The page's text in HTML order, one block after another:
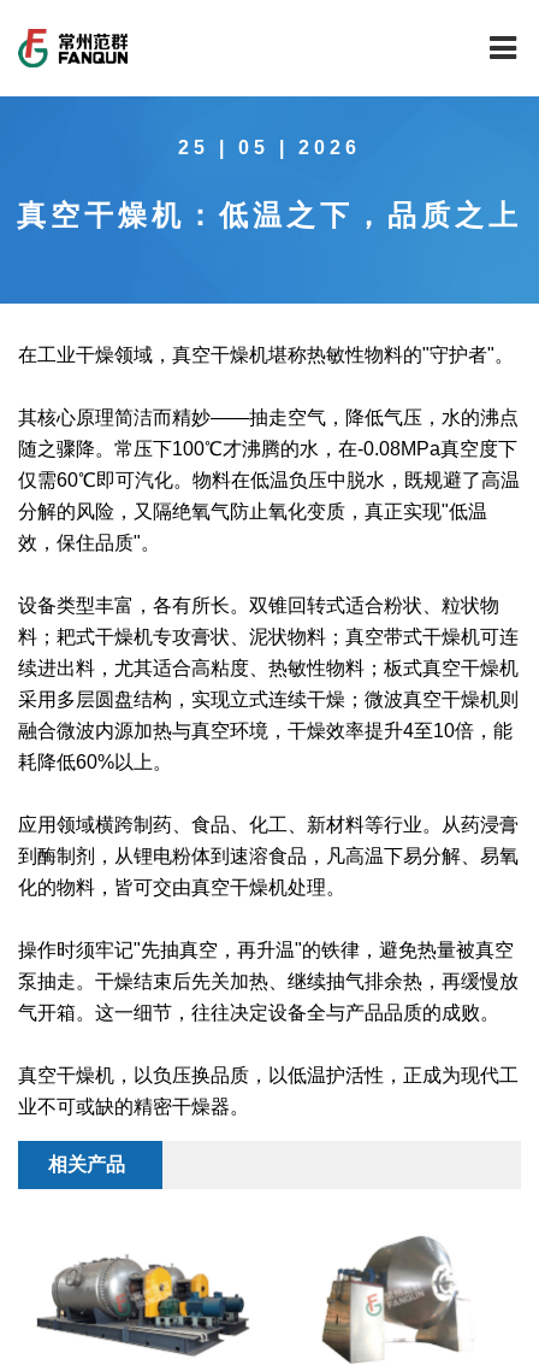
公司荣誉
范群文化
公司大事记
干燥设备
载体催化剂全自动生产线系列
回转圆筒干燥焙烧系列
气流干燥系列
喷雾干燥机系列
真空干燥系列
圆盘干燥机系列
桨叶式干燥系列
滚筒干燥系列
烘箱干燥系列
干燥配套装置
新能源新材料行业
制药行业
食品行业
环保行业
技术中心
工程实验室
工程技术中心
质量监督技术中心
新闻中心
范群新闻
行业新闻
服务中心
常见问题
社会责任
公共责任
节能环保
公益支持
社会责任
绿色工厂
绿色供应链
人才招聘
联系我们
联系我们
25 | 05 | 2026
真空干燥机：低温之下，品质之上
在工业干燥领域，真空干燥机堪称热敏性物料的"守护者"。
其核心原理简洁而精妙——抽走空气，降低气压，水的沸点
随之骤降。常压下100℃才沸腾的水，在-0.08MPa真空度下
仅需60℃即可汽化。物料在低温负压中脱水，既规避了高温
分解的风险，又隔绝氧气防止氧化变质，真正实现"低温
效，保住品质"。
设备类型丰富，各有所长。双锥回转式适合粉状、粒状物
料；耙式干燥机专攻膏状、泥状物料；真空带式干燥机可连
续进出料，尤其适合高粘度、热敏性物料；板式真空干燥机
采用多层圆盘结构，实现立式连续干燥；微波真空干燥机则
融合微波内源加热与真空环境，干燥效率提升4至10倍，能
耗降低60%以上。
应用领域横跨制药、食品、化工、新材料等行业。从药浸膏
到酶制剂，从锂电粉体到速溶食品，凡高温下易分解、易氧
化的物料，皆可交由真空干燥机处理。
操作时须牢记"先抽真空，再升温"的铁律，避免热量被真空
泵抽走。干燥结束后先关加热、继续抽气排余热，再缓慢放
气开箱。这一细节，往往决定设备全与产品品质的成败。
真空干燥机，以负压换品质，以低温护活性，正成为现代工
业不可或缺的精密干燥器。
相关产品